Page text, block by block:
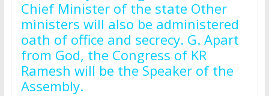
Chief Minister of the state Other
ministers will also be administered
oath of office and secrecy. G. Apart
from God, the Congress of KR
Ramesh will be the Speaker of the
Assembly.